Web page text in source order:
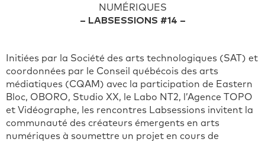
NUMÉRIQUES
– LABSESSIONS #14 –
Initiées par la Société des arts technologiques (SAT) et
coordonnées par le Conseil québécois des arts
médiatiques (CQAM) avec la participation de Eastern
Bloc, OBORO, Studio XX, le Labo NT2, l’Agence TOPO
et Vidéographe, les rencontres Labsessions invitent la
communauté des créateurs émergents en arts
numériques à soumettre un projet en cours de